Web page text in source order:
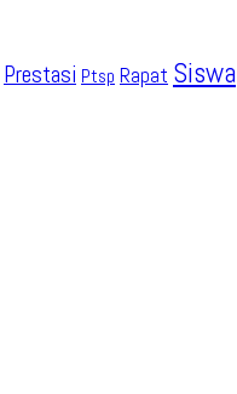
Prestasi Ptsp Rapat Siswa